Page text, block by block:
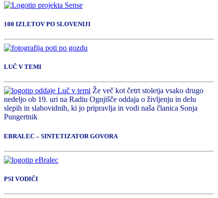
100 IZLETOV PO SLOVENIJI
LUČ V TEMI
Že več kot četrt stoletja vsako drugo
nedeljo ob 19. uri na Radiu Ognjišče oddaja o življenju in delu
slepih in slabovidnih, ki jo pripravlja in vodi naša članica Sonja
Pungertnik
EBRALEC – SINTETIZATOR GOVORA
PSI VODIČI